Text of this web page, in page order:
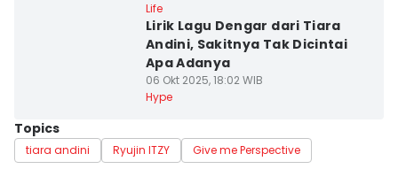
Life
Lirik Lagu Dengar dari Tiara
Andini, Sakitnya Tak Dicintai
Apa Adanya
06 Okt 2025, 18:02 WIB
Hype
Topics
tiara andini Ryujin ITZY Give me Perspective